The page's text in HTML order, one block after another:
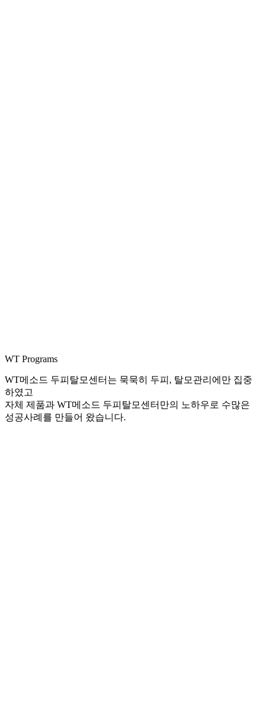
WT Programs
WT메소드 두피탈모센터는 묵묵히 두피, 탈모관리에만 집중
하였고
자체 제품과 WT메소드 두피탈모센터만의 노하우로 수많은
성공사례를 만들어 왔습니다.